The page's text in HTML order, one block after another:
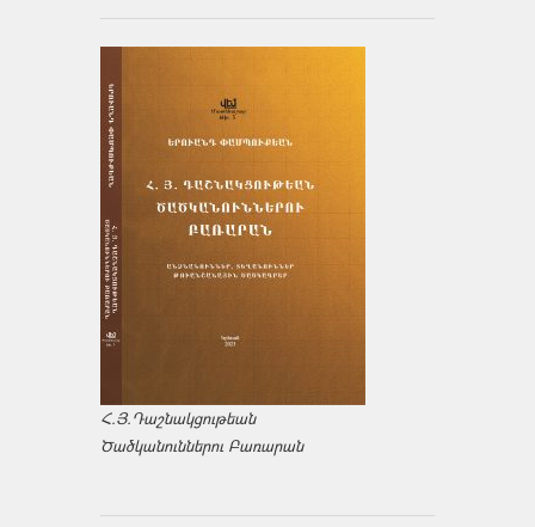
Հ.Յ.Դաշնակցութեան
Ծածկանուններու Բառարան